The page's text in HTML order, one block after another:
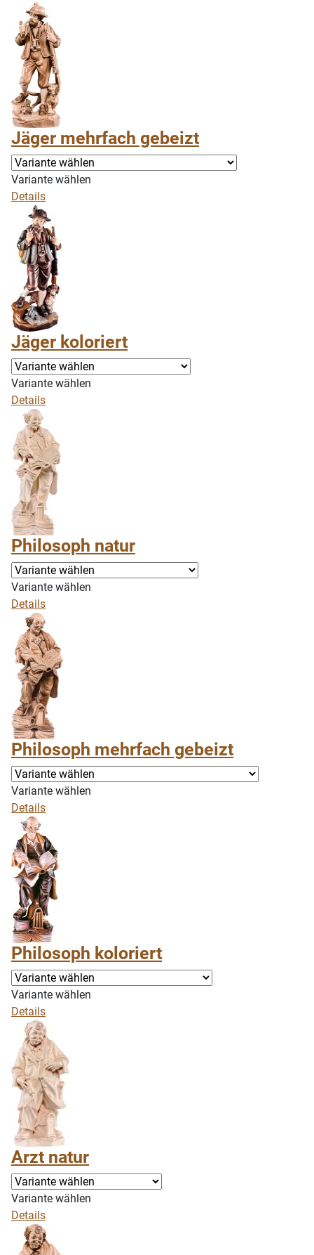
Jäger mehrfach gebeizt
Variante wählen
Details
Jäger koloriert
Variante wählen
Details
Philosoph natur
Variante wählen
Details
Philosoph mehrfach gebeizt
Variante wählen
Details
Philosoph koloriert
Variante wählen
Details
Arzt natur
Variante wählen
Details